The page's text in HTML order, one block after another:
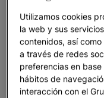
Utilizamos cookies
la web y sus
contenidos, así
a través de redes
preferencias en
hábitos de
interacción con el